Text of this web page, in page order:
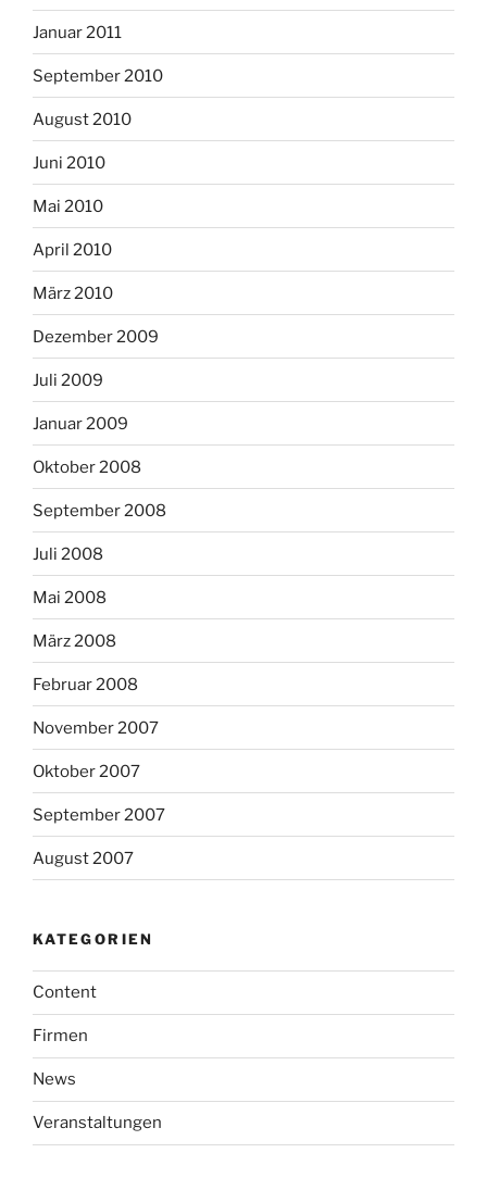
Januar 2011
September 2010
August 2010
Juni 2010
Mai 2010
April 2010
März 2010
Dezember 2009
Juli 2009
Januar 2009
Oktober 2008
September 2008
Juli 2008
Mai 2008
März 2008
Februar 2008
November 2007
Oktober 2007
September 2007
August 2007
KATEGORIEN
Content
Firmen
News
Veranstaltungen